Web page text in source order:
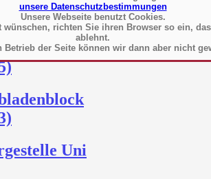
unsere Datenschutzbestimmungen
Unsere Webseite benutzt Cookies.
wünschen, richten Sie ihren Browser so ein,
ablehnt.
Betrieb der Seite können wir dann aber nicht
(327)
Uni